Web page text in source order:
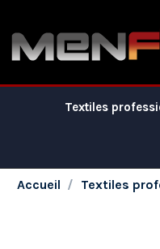
Textiles
Accueil Textiles